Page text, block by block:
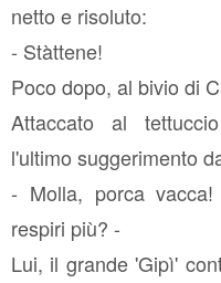
netto e risoluto:
- Stàttene!
Poco dopo, al bivio di
Attaccato al
l'ultimo suggerimento
- Molla, porca
respiri più? -
Lui, il grande 'Gipì'